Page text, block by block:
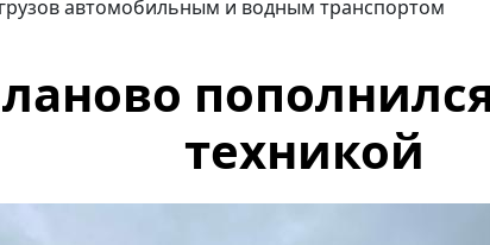
автомобильным и водным транспортом
техникой